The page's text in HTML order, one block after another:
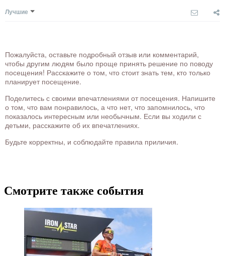
Лучшие
Пожалуйста, оставьте подробный отзыв или комментарий,
чтобы другим людям было проще принять решение по поводу
посещения! Расскажите о том, что стоит знать тем, кто только
планирует посещение.
Поделитесь с своими впечатлениями от посещения. Напишите
о том, что вам понравилось, а что нет, что запомнилось, что
показалось интересным или необычным. Если вы ходили с
детьми, расскажите об их впечатлениях.
Будьте корректны, и соблюдайте правила приличия.
Смотрите также события